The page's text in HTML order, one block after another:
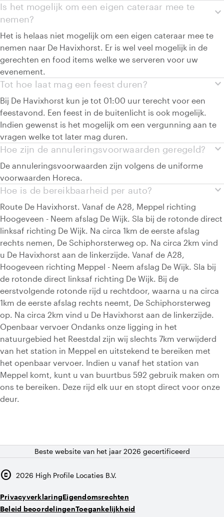
expand_more
Is het mogelijk om een eigen cateraar mee te
nemen?
Het is helaas niet mogelijk om een eigen cateraar mee te
nemen naar De Havixhorst. Er is wel veel mogelijk in de
gerechten en food items welke we serveren voor uw
evenement.
expand_more
Tot hoe laat mag een feest duren?
Bij De Havixhorst kun je tot 01:00 uur terecht voor een
feestavond. Een feest in de buitenlicht is ook mogelijk.
Indien gewenst is het mogelijk om een vergunning aan te
vragen welke tot later mag duren.
expand_more
Hoe zijn de annuleringsvoorwaarden geregeld?
De annuleringsvoorwaarden zijn volgens de uniforme
voorwaarden Horeca.
expand_more
Hoe is de bereikbaarheid per auto?
Route De Havixhorst. Vanaf de A28, Meppel richting
Hoogeveen - Neem afslag De Wijk. Sla bij de rotonde direct
linksaf richting De Wijk. Na circa 1km de eerste afslag
rechts nemen, De Schiphorsterweg op. Na circa 2km vind
u De Havixhorst aan de linkerzijde. Vanaf de A28,
Hoogeveen richting Meppel - Neem afslag De Wijk. Sla bij
de rotonde direct linksaf richting De Wijk. Bij de
eerstvolgende rotonde rijd u rechtdoor, waarna u na circa
1km de eerste afslag rechts neemt, De Schiphorsterweg
op. Na circa 2km vind u De Havixhorst aan de linkerzijde.
Openbaar vervoer Ondanks onze ligging in het
natuurgebied het Reestdal zijn wij slechts 7km verwijderd
van het station in Meppel en uitstekend te bereiken met
het openbaar vervoer. Indien u vanaf het station van
Meppel komt, kunt u van buurtbus 592 gebruik maken om
ons te bereiken. Deze rijd elk uur en stopt direct voor onze
deur.
Beste website van het jaar 2026 gecertificeerd
copyright 2026 High Profile Locaties B.V.
PrivacyverklaringEigendomsrechten
Beleid beoordelingenToegankelijkheid